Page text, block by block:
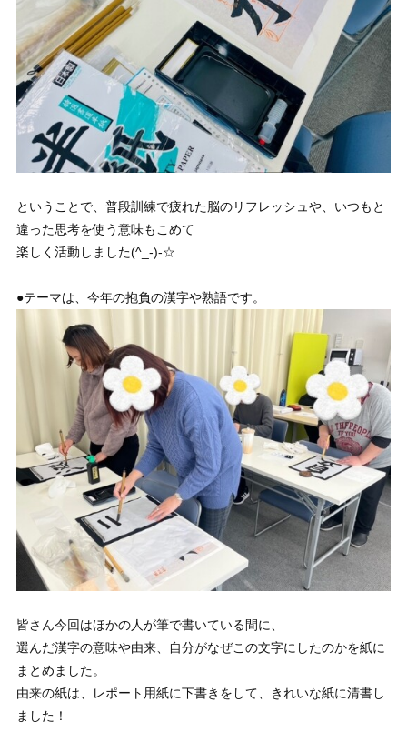
ということで、普段訓練で疲れた脳のリフレッシュや、いつもと
違った思考を使う意味もこめて
楽しく活動しました(^_-)-☆
●テーマは、今年の抱負の漢字や熟語です。
皆さん今回はほかの人が筆で書いている間に、
選んだ漢字の意味や由来、自分がなぜこの文字にしたのかを紙に
まとめました。
由来の紙は、レポート用紙に下書きをして、きれいな紙に清書し
ました！